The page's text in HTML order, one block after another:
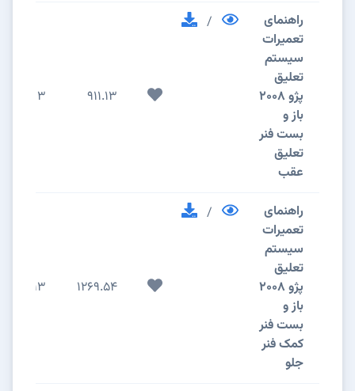
راهنمای
تعمیرات
سیستم
تعلیق
پژو 2008
باز و
بست فنر
تعلیق
عقب
/
911.13
3
راهنمای
تعمیرات
سیستم
تعلیق
پژو 2008
باز و
بست فنر
کمک فنر
جلو
/
1269.54
13